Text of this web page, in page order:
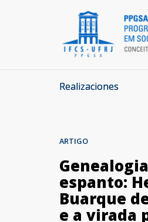
Realizaciones
ARTIGO
espanto:
Buarque
e a virada